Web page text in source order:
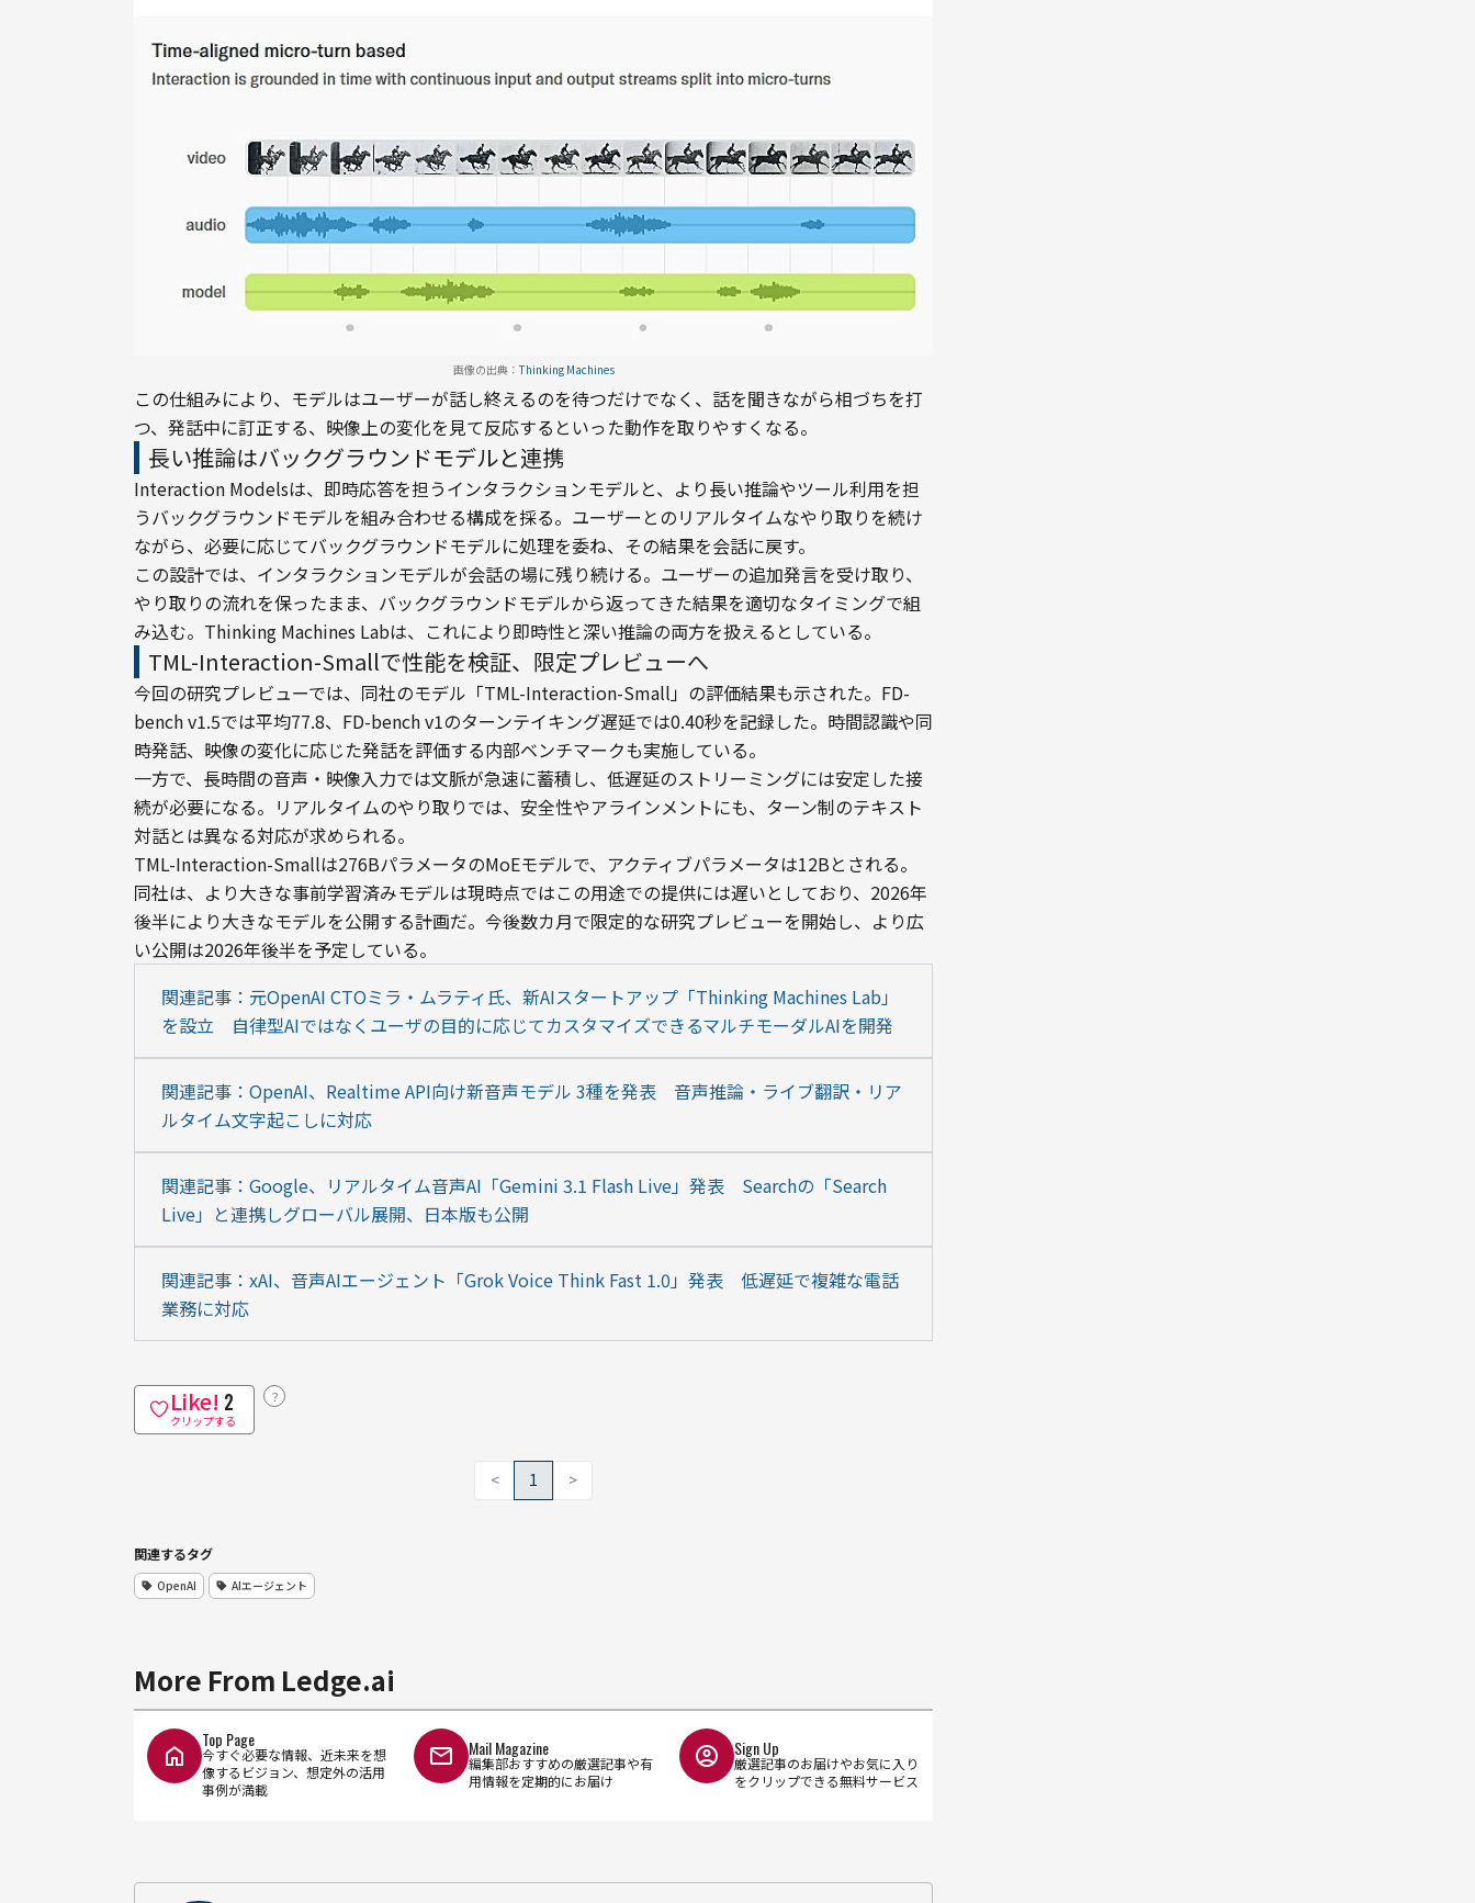
画像の出典：Thinking Machines
この仕組みにより、モデルはユーザーが話し終えるのを待つだけでなく、話を聞きながら相づちを打
つ、発話中に訂正する、映像上の変化を見て反応するといった動作を取りやすくなる。
長い推論はバックグラウンドモデルと連携
Interaction Modelsは、即時応答を担うインタラクションモデルと、より長い推論やツール利用を担
うバックグラウンドモデルを組み合わせる構成を採る。ユーザーとのリアルタイムなやり取りを続け
ながら、必要に応じてバックグラウンドモデルに処理を委ね、その結果を会話に戻す。
この設計では、インタラクションモデルが会話の場に残り続ける。ユーザーの追加発言を受け取り、
やり取りの流れを保ったまま、バックグラウンドモデルから返ってきた結果を適切なタイミングで組
み込む。Thinking Machines Labは、これにより即時性と深い推論の両方を扱えるとしている。
TML-Interaction-Smallで性能を検証、限定プレビューへ
今回の研究プレビューでは、同社のモデル「TML-Interaction-Small」の評価結果も示された。FD-
bench v1.5では平均77.8、FD-bench v1のターンテイキング遅延では0.40秒を記録した。時間認識や同
時発話、映像の変化に応じた発話を評価する内部ベンチマークも実施している。
一方で、長時間の音声・映像入力では文脈が急速に蓄積し、低遅延のストリーミングには安定した接
続が必要になる。リアルタイムのやり取りでは、安全性やアラインメントにも、ターン制のテキスト
対話とは異なる対応が求められる。
TML-Interaction-Smallは276BパラメータのMoEモデルで、アクティブパラメータは12Bとされる。
同社は、より大きな事前学習済みモデルは現時点ではこの用途での提供には遅いとしており、2026年
後半により大きなモデルを公開する計画だ。今後数カ月で限定的な研究プレビューを開始し、より広
い公開は2026年後半を予定している。
関連記事：元OpenAI CTOミラ・ムラティ氏、新AIスタートアップ「Thinking Machines Lab」
を設立　自律型AIではなくユーザの目的に応じてカスタマイズできるマルチモーダルAIを開発
関連記事：OpenAI、Realtime API向け新音声モデル 3種を発表　音声推論・ライブ翻訳・リア
ルタイム文字起こしに対応
関連記事：Google、リアルタイム音声AI「Gemini 3.1 Flash Live」発表　Searchの「Search
Live」と連携しグローバル展開、日本版も公開
関連記事：xAI、音声AIエージェント「Grok Voice Think Fast 1.0」発表　低遅延で複雑な電話
業務に対応
Like! 2
クリップする
？
< 1 >
関連するタグ
OpenAI AIエージェント
More From Ledge.ai
Top Page
今すぐ必要な情報、近未来を想
像するビジョン、想定外の活用
事例が満載
Mail Magazine
編集部おすすめの厳選記事や有
用情報を定期的にお届け
Sign Up
厳選記事のお届けやお気に入り
をクリップできる無料サービス